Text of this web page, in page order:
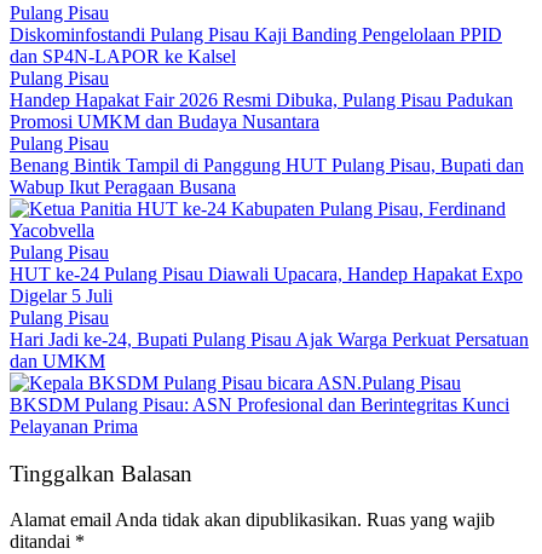
Pulang Pisau
Diskominfostandi Pulang Pisau Kaji Banding Pengelolaan PPID
dan SP4N-LAPOR ke Kalsel
Pulang Pisau
Handep Hapakat Fair 2026 Resmi Dibuka, Pulang Pisau Padukan
Promosi UMKM dan Budaya Nusantara
Pulang Pisau
Benang Bintik Tampil di Panggung HUT Pulang Pisau, Bupati dan
Wabup Ikut Peragaan Busana
Pulang Pisau
HUT ke-24 Pulang Pisau Diawali Upacara, Handep Hapakat Expo
Digelar 5 Juli
Pulang Pisau
Hari Jadi ke-24, Bupati Pulang Pisau Ajak Warga Perkuat Persatuan
dan UMKM
Pulang Pisau
BKSDM Pulang Pisau: ASN Profesional dan Berintegritas Kunci
Pelayanan Prima
Tinggalkan Balasan
Alamat email Anda tidak akan dipublikasikan. Ruas yang wajib
ditandai *